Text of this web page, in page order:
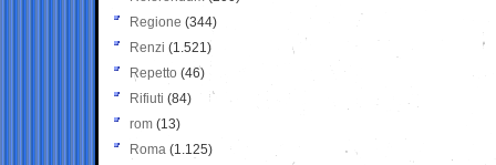
Regione (344)
Renzi (1.521)
Repetto (46)
Rifiuti (84)
rom (13)
Roma (1.125)